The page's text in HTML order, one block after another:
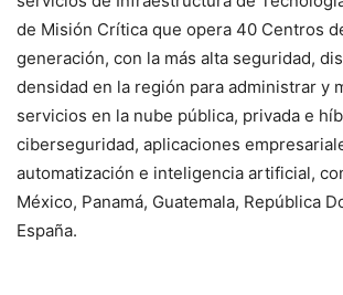
de Misión Crítica que opera 40 Centros
generación, con la más alta seguridad,
densidad en la región para administrar y
servicios en la nube pública, privada e
ciberseguridad, aplicaciones
automatización e inteligencia artificial,
México, Panamá, Guatemala, República
España.